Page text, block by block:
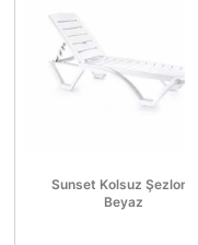
Sunset Kolsuz Şezlong
Beyaz